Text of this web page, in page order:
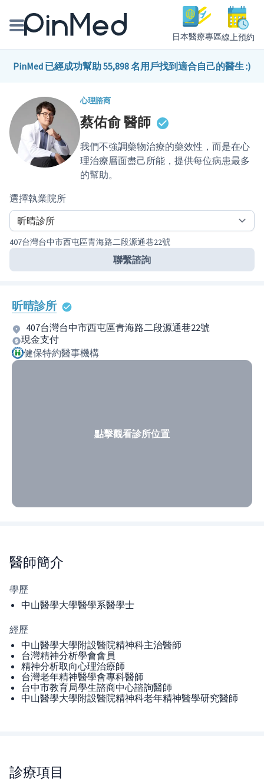
日本醫療專區線上預約
線上預約醫師、院所
醫師專欄專訪
健康主題館
我是醫療人員
PinMed 已經成功幫助 55,898 名用戶找到適合自己的醫生 :)
心理諮商
蔡佑俞醫師
我們不強調藥物治療的藥效性，而是在心
理治療層面盡己所能，提供每位病患最多
的幫助。
選擇執業院所
407台灣台中市西屯區青海路二段源通巷22號
聯繫諮詢
昕晴診所
407台灣台中市西屯區青海路二段源通巷22號
現金支付
健保特約醫事機構
點擊觀看診所位置
醫師簡介
學歷
中山醫學大學醫學系醫學士
經歷
中山醫學大學附設醫院精神科主治醫師
台灣精神分析學會會員
精神分析取向心理治療師
台灣老年精神醫學會專科醫師
台中市教育局學生諮商中心諮詢醫師
中山醫學大學附設醫院精神科老年精神醫學研究醫師
診療項目